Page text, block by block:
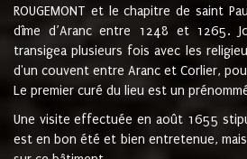
ROUGEMONT et le chapitre de saint
dîme d’Aranc entre 1248 et 1265.
transigea plusieurs fois avec les
d'un couvent entre Aranc et Corlier,
Le premier curé du lieu est un
Une visite effectuée en août 1655
est en bon été et bien entretenue,